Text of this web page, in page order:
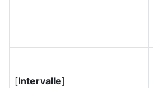
[Intervalle]